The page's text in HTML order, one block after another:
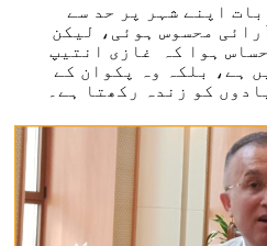
اپنے شہر پر حد سے
محسوس ہوئی، لیکن
ہوا کہ غازی انتیپ
ہے، بلکہ وہ پکوان کے
کو زندہ رکھتا ہے۔